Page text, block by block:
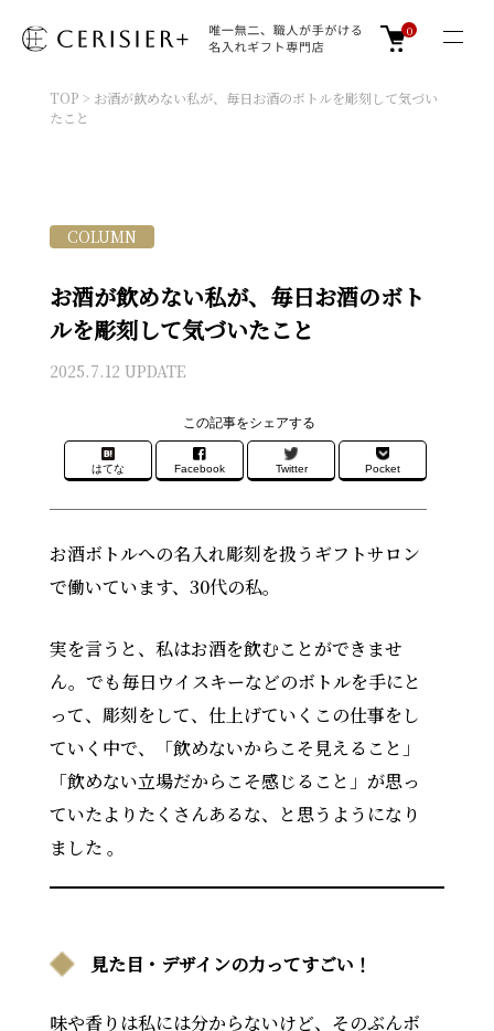
0
TOP > お酒が飲めない私が、毎日お酒のボトルを彫刻して気づい
たこと
COLUMN
お酒が飲めない私が、毎日お酒のボト
ルを彫刻して気づいたこと
2025.7.12 UPDATE
この記事をシェアする
はてな Facebook Twitter Pocket
お酒ボトルへの名入れ彫刻を扱うギフトサロン
で働いています、30代の私。
実を言うと、私はお酒を飲むことができませ
ん。でも毎日ウイスキーなどのボトルを手にと
って、彫刻をして、仕上げていくこの仕事をし
ていく中で、「飲めないからこそ見えること」
「飲めない立場だからこそ感じること」が思っ
ていたよりたくさんあるな、と思うようになり
ました 。
見た目・デザインの力ってすごい！
味や香りは私には分からないけど、そのぶんボ